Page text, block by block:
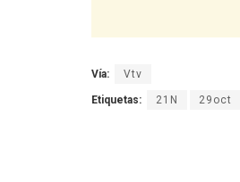
Vía: Vtv
Etiquetas: 21N 29oct